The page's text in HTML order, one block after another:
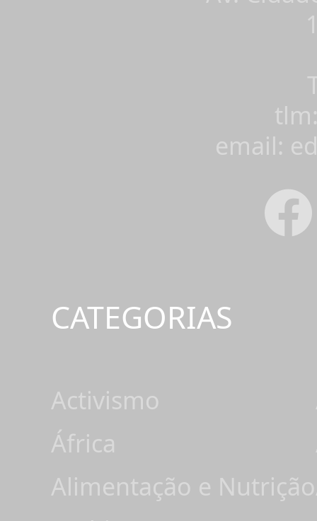
email:
CATEGORIAS
Activismo
África
Alimentação e Nutrição